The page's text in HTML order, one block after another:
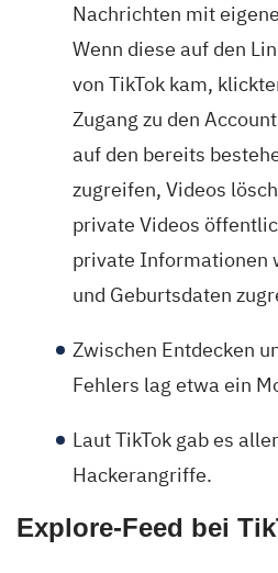
Nachrichten mit
Wenn diese auf den
von TikTok kam,
Zugang zu den
auf den bereits
zugreifen, Videos
private Videos
private Informationen
und Geburtsdaten
Zwischen Entdecken
Fehlers lag etwa ein
Laut TikTok gab es
Hackerangriffe.
Explore-Feed bei